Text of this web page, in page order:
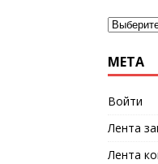
МЕТА
Войти
Лента
Лента